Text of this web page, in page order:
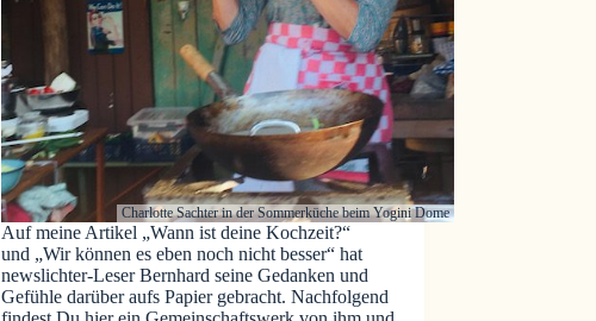
Charlotte Sachter in der Sommerküche beim Yogini Dome
Auf meine Artikel „Wann ist deine Kochzeit?“
und „Wir können es eben noch nicht besser“ hat
newslichter-Leser Bernhard seine Gedanken und
Gefühle darüber aufs Papier gebracht. Nachfolgend